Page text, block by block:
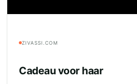
ZIVASSI.COM
Cadeau voor haar